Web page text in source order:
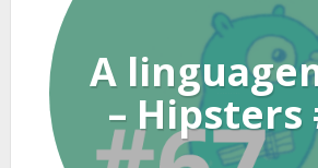
A
– Hipsters